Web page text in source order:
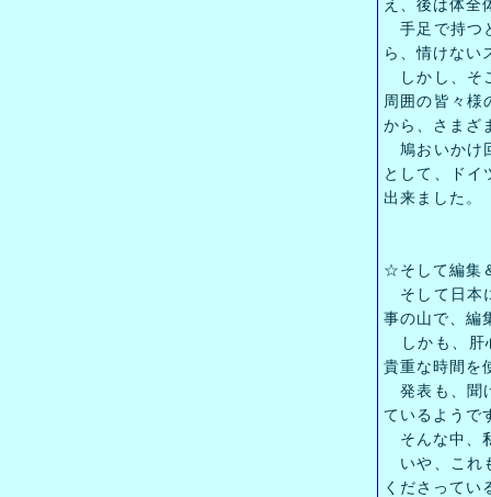
え、後は体全
手足で持つ
ら、情けない
しかし、そ
周囲の皆々
から、さまざ
鳩おいかけ
として、ドイ
出来ました。
☆そして編集
そして日本
事の山で、編
しかも、肝
貴重な時間を
発表も、聞
ているようで
そんな中、
いや、これ
くださってい